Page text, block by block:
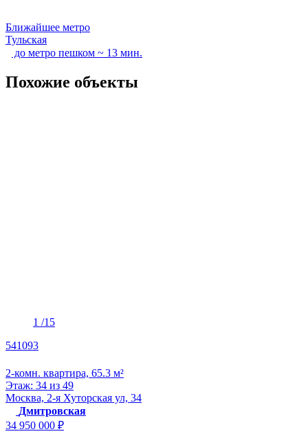
Ближайшее метро
Тульская
до метро пешком ~ 13 мин.
Похожие объекты
1 /15
541093
2-комн. квартира, 65.3 м²
Этаж: 34 из 49
Москва, 2-я Хуторская ул, 34
Дмитровская
34 950 000 ₽